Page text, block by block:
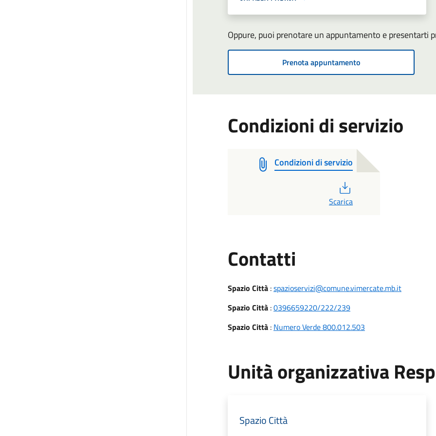
Oppure, puoi prenotare un appuntamento e presentarti
Prenota appuntamento
Condizioni di servizio
Condizioni di servizio
Scarica
Contatti
Spazio Città :spazioservizi@comune.vimercate.mb.it
Spazio Città :0396659220/222/239
Spazio Città : Numero Verde 800.012.503
Unità organizzativa
Spazio Città